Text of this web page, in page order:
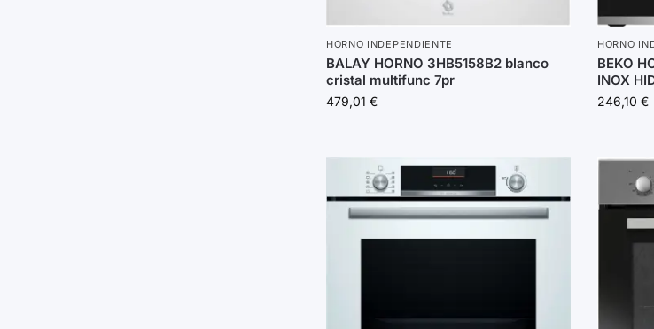
HORNO INDEPENDIENTE
BALAY HORNO 3HB5158B2 blanco
cristal multifunc 7pr
479,01 €
HORNO
BEKO
INOX
246,10 €